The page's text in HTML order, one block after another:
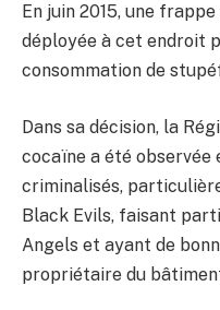
En juin 2015, une
déployée à cet endroit
consommation de
Dans sa décision, la
cocaïne a été observée
criminalisés,
Black Evils, faisant
Angels et ayant de
propriétaire du